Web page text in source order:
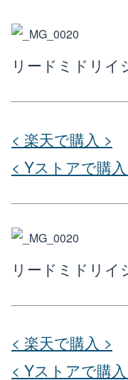
リードミドリイ
< 楽天で購入 >
< Yストアで購
リードミドリイ
< 楽天で購入 >
< Yストアで購